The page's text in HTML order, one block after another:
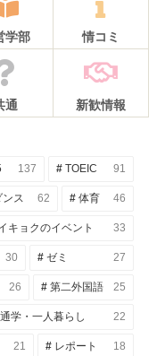
学部 情コミ
通 新歓情報
137 TOEIC 91
ンス 62 体育 46
キョクのイベント 33
30 ゼミ 27
26 第二外国語 25
通学・一人暮らし 22
21 レポート 18